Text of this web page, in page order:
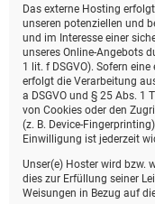
Das externe Hosting
unseren potenziellen und
und im Interesse einer
unseres Online-Angebots
1 lit. f DSGVO). Sofern
erfolgt die Verarbeitung
a DSGVO und § 25 Abs. 1
von Cookies oder den
(z. B. Device-
Einwilligung ist jederzeit
Unser(e) Hoster wird bzw.
dies zur Erfüllung seiner
Weisungen in Bezug auf